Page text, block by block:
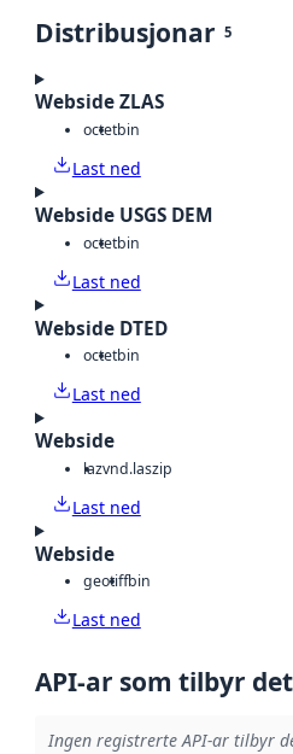
Distribusjonar 5
Webside ZLAS
octetbin
Last ned
Webside USGS DEM
octetbin
Last ned
Webside DTED
octetbin
Last ned
Webside
lazvnd.laszip
Last ned
Webside
geotiffbin
Last ned
API-ar som tilbyr
Ingen registrerte API-ar tilbyr